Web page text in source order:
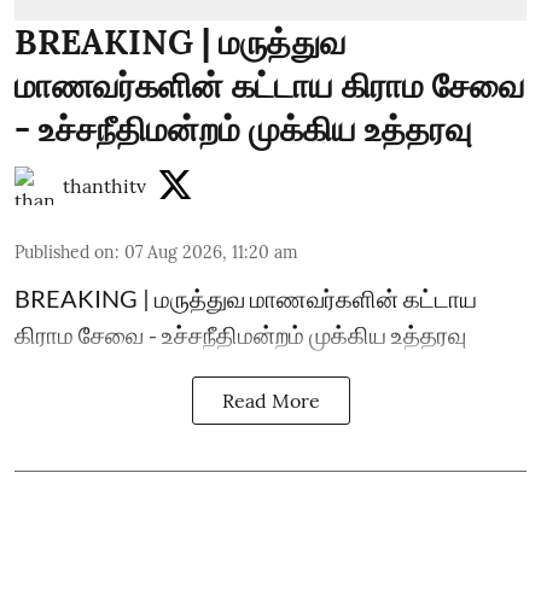
BREAKING | மருத்துவ
மாணவர்களின் கட்டாய கிராம சேவை
- உச்சநீதிமன்றம் முக்கிய உத்தரவு
thanthitv
Published on: 07 Aug 2026, 11:20 am
BREAKING | மருத்துவ மாணவர்களின் கட்டாய
கிராம சேவை - உச்சநீதிமன்றம் முக்கிய உத்தரவு
Read More